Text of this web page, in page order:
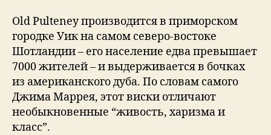
Old Pulteney производится в приморском
городке Уик на самом северо-востоке
Шотландии – его население едва превышает
7000 жителей – и выдерживается в бочках
из американского дуба. По словам самого
Джима Маррея, этот виски отличают
необыкновенные “живость, харизма и
класс”.